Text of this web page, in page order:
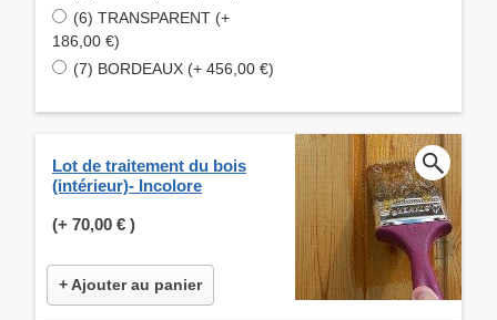
(6) TRANSPARENT (+
186,00 €)
(7) BORDEAUX (+ 456,00 €)
Lot de traitement du bois
(intérieur)- Incolore
(+ 70,00 € )
+ Ajouter au panier